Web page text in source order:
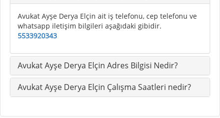
Avukat Ayşe Derya Elçin ait iş telefonu, cep telefonu ve
whatsapp iletişim bilgileri aşağıdaki gibidir.
5533920343
Avukat Ayşe Derya Elçin Adres Bilgisi Nedir?
Avukat Ayşe Derya Elçin Çalışma Saatleri nedir?